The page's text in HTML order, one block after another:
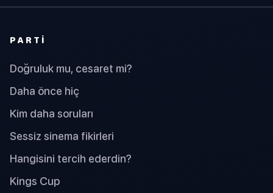
PARTI
Doğruluk mu, cesaret mi?
Daha önce hiç
Kim daha soruları
Sessiz sinema fikirleri
Hangisini tercih ederdin?
Kings Cup